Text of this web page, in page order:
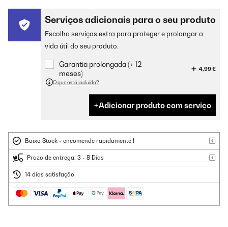
Serviços adicionais para o seu produto
Escolha serviços extra para proteger e prolongar a
vida útil do seu produto.
Garantia prolongada (+ 12
meses)
4,99 €
O que está incluído?
Adicionar produto com serviço
Baixo Stock - encomende rapidamente !
Prazo de entrega: 3 - 8 Dias
14 dias satisfação